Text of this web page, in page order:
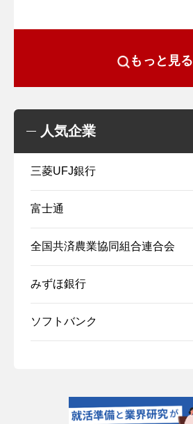
もっと見る
人気企業
三菱UFJ銀行
富士通
全国共済農業協同組合連合会
みずほ銀行
ソフトバンク